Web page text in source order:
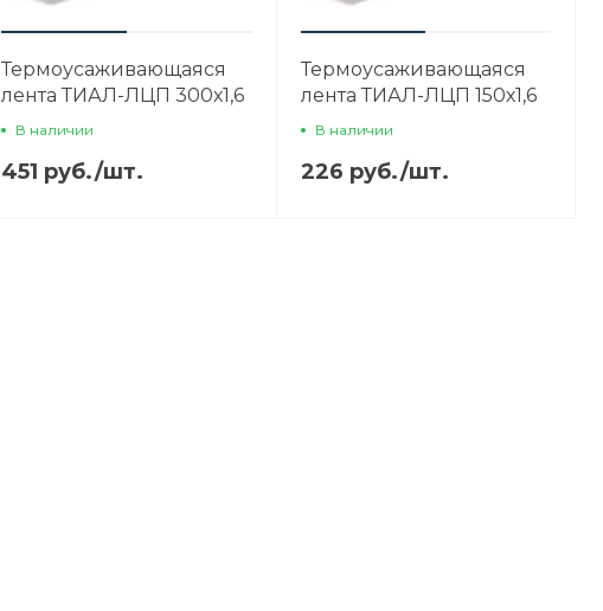
Термоусаживающаяся
лента ТИАЛ-ЛЦП 300х1,6
В наличии
451 руб./шт.
Термоусаживающаяся
лента ТИАЛ-ЛЦП 150х1,6
В наличии
226 руб./шт.